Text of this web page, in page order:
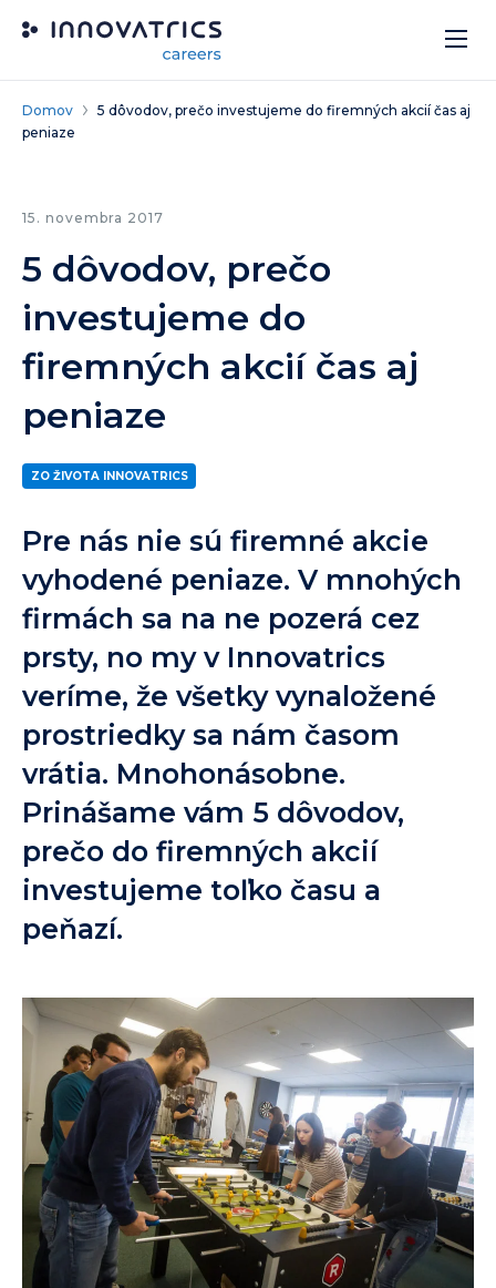
Domov
5 dôvodov, prečo investujeme do firemných akcií čas aj
peniaze
15. novembra 2017
5 dôvodov, prečo
investujeme do
firemných akcií čas aj
peniaze
ZO ŽIVOTA INNOVATRICS
Pre nás nie sú firemné akcie
vyhodené peniaze. V mnohých
firmách sa na ne pozerá cez
prsty, no my v Innovatrics
veríme, že všetky vynaložené
prostriedky sa nám časom
vrátia. Mnohonásobne.
Prinášame vám 5 dôvodov,
prečo do firemných akcií
investujeme toľko času a
peňazí.